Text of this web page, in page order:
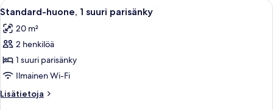
kuvat
(kaksi
(extra
bed
Avaa
kaikki
huonetyypin
Standard-
huone,
1
suuri
parisänky
Hotellihuone, jossa on suuri sänky,
6
Standard-huone, 1 suuri parisänky
20 m²
2 henkilöä
1 suuri parisänky
Ilmainen Wi-Fi
Lisätietoja
Lisätietoja